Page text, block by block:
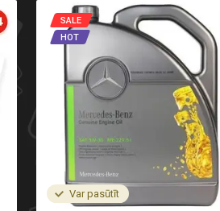
Var pasūtīt
SALE
HOT